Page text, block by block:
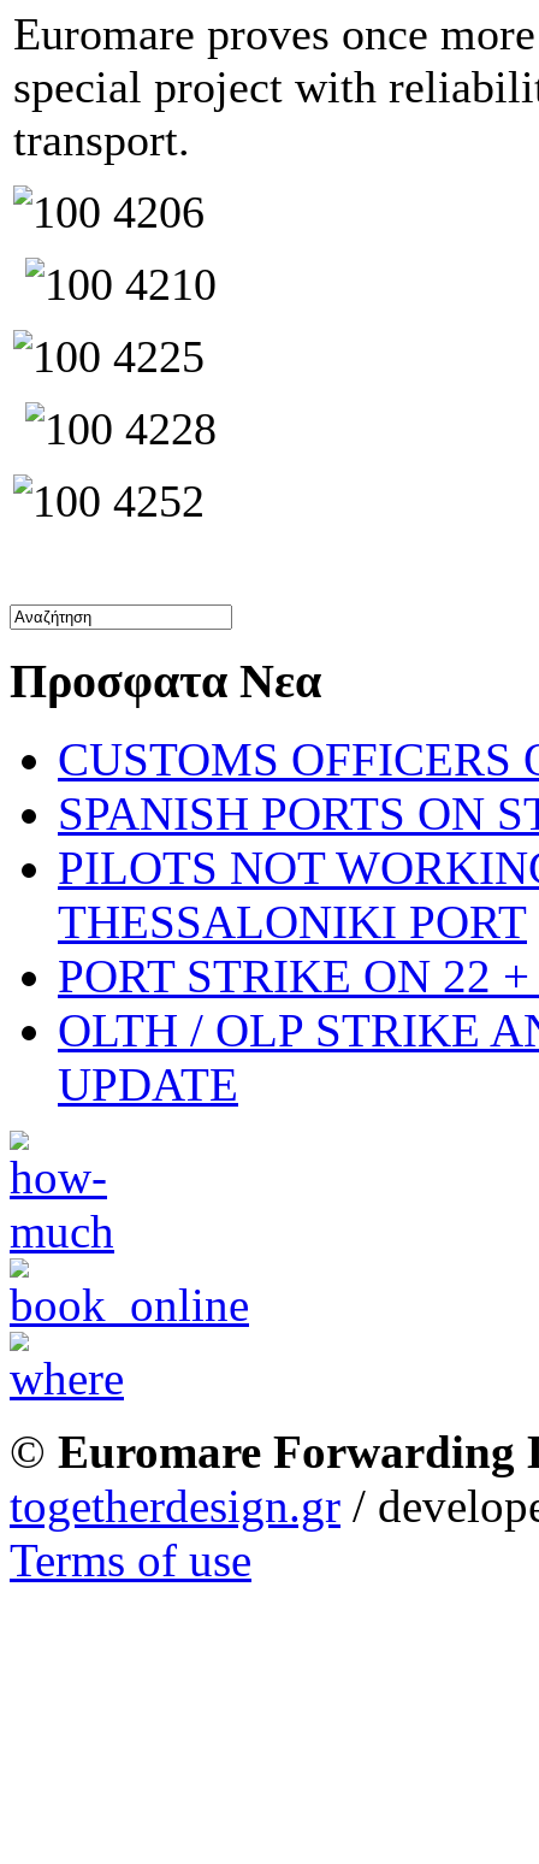
Euromare proves once
special project with
transport.
Προσφατα Νεα
CUSTOMS OFFICERS
SPANISH PORTS ON
PILOTS NOT
THESSALONIKI PORT
PORT STRIKE ON 22
OLTH / OLP STRIKE
UPDATE
© Euromare Forwarding
togetherdesign.gr /
Terms of use